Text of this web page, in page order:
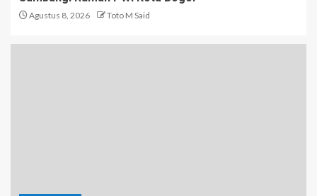
Agustus 8, 2026 Toto M Said